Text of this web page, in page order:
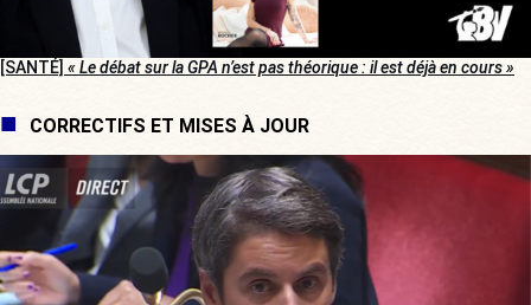
[SANTÉ] « Le débat sur la GPA n’est pas théorique : il est déjà en cours »
CORRECTIFS ET MISES À JOUR